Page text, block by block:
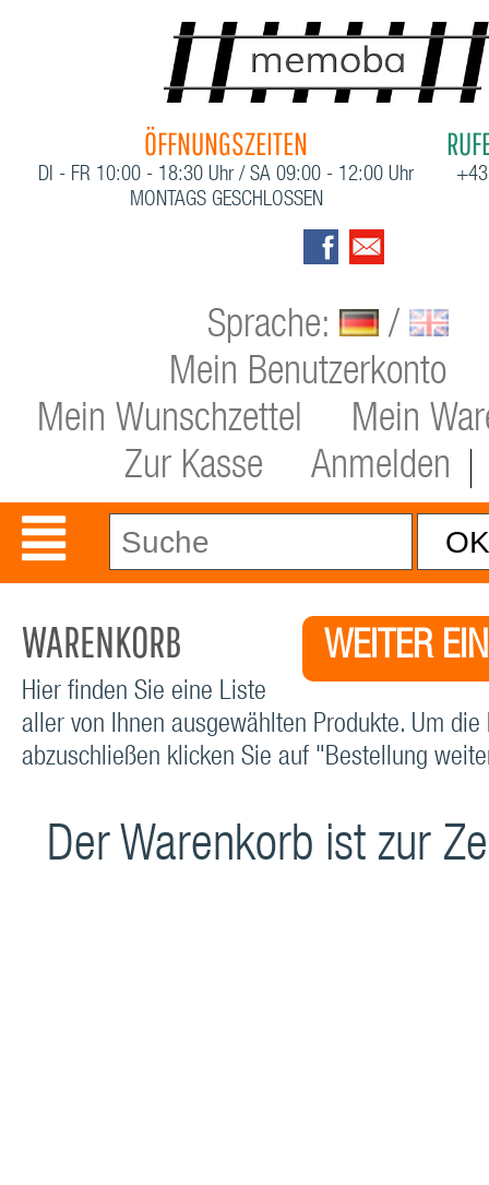
ÖFFNUNGSZEITEN
DI - FR 10:00 - 18:30 Uhr / SA 09:00 - 12:00 Uhr
MONTAGS GESCHLOSSEN
Sprache:
/
Mein Benutzerkonto
Mein Wunschzettel
Mein
Zur Kasse
Anmelden
WEITER
WARENKORB
Hier finden Sie eine Liste
aller von Ihnen ausgewählten Produkte. Um die
abzuschließen klicken Sie auf "Bestellung
Der Warenkorb ist zur